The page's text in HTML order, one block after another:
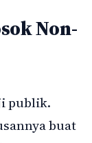
Non-
publik.
buat